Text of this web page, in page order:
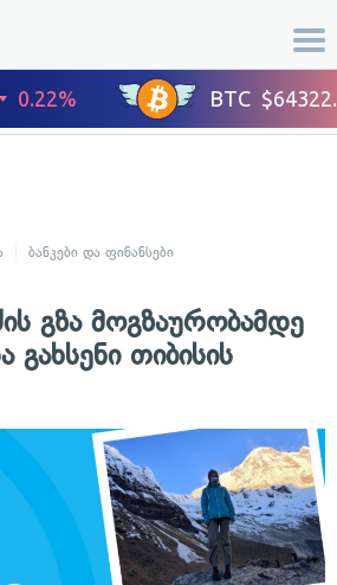
ბანკები და ფინანსები
გზა მოგზაურობამდე
თიბისის